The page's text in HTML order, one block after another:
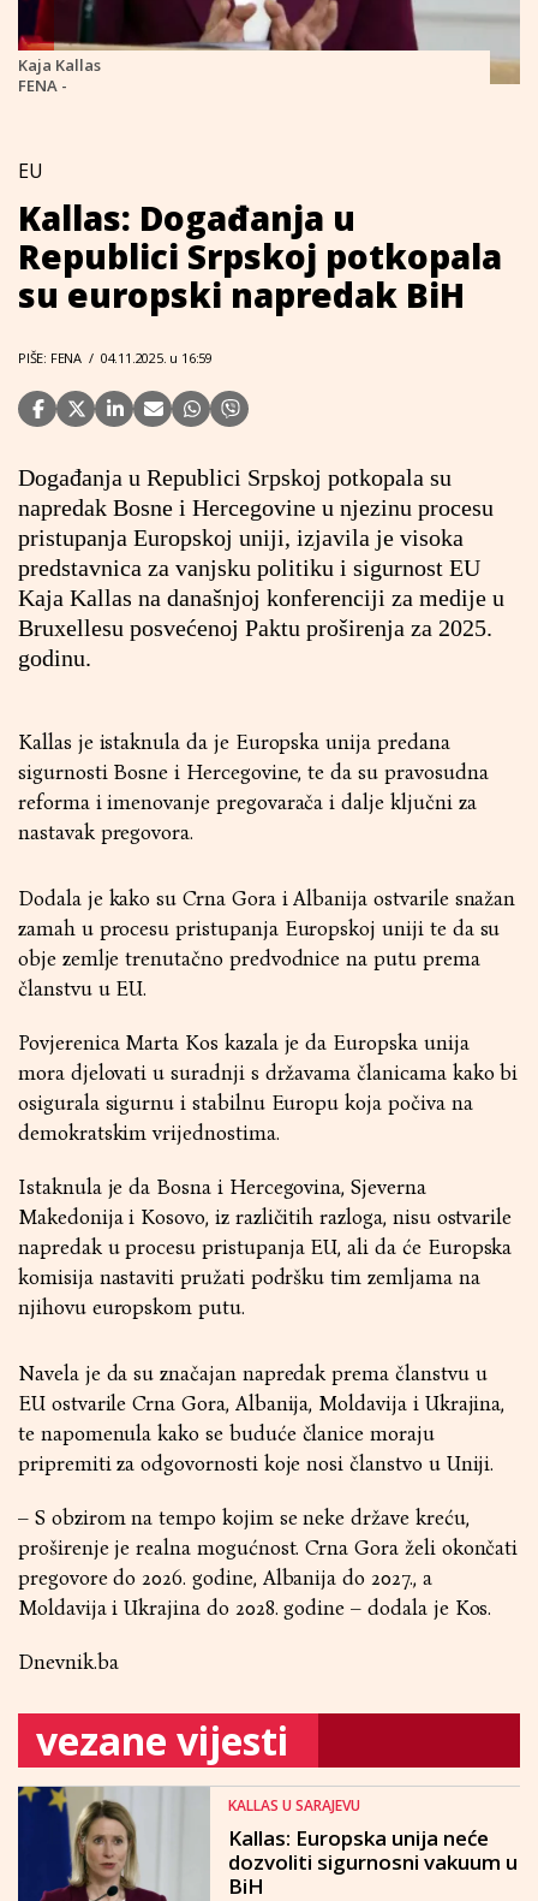
Kaja Kallas
FENA -
EU
Kallas: Događanja u
Republici Srpskoj potkopala
su europski napredak BiH
PIŠE: FENA / 04.11.2025. u 16:59
Događanja u Republici Srpskoj potkopala su
napredak Bosne i Hercegovine u njezinu procesu
pristupanja Europskoj uniji, izjavila je visoka
predstavnica za vanjsku politiku i sigurnost EU
Kaja Kallas na današnjoj konferenciji za medije u
Bruxellesu posvećenoj Paktu proširenja za 2025.
godinu.
Kallas je istaknula da je Europska unija predana
sigurnosti Bosne i Hercegovine, te da su pravosudna
reforma i imenovanje pregovarača i dalje ključni za
nastavak pregovora.
Dodala je kako su Crna Gora i Albanija ostvarile snažan
zamah u procesu pristupanja Europskoj uniji te da su
obje zemlje trenutačno predvodnice na putu prema
članstvu u EU.
Povjerenica Marta Kos kazala je da Europska unija
mora djelovati u suradnji s državama članicama kako bi
osigurala sigurnu i stabilnu Europu koja počiva na
demokratskim vrijednostima.
Istaknula je da Bosna i Hercegovina, Sjeverna
Makedonija i Kosovo, iz različitih razloga, nisu ostvarile
napredak u procesu pristupanja EU, ali da će Europska
komisija nastaviti pružati podršku tim zemljama na
njihovu europskom putu.
Navela je da su značajan napredak prema članstvu u
EU ostvarile Crna Gora, Albanija, Moldavija i Ukrajina,
te napomenula kako se buduće članice moraju
pripremiti za odgovornosti koje nosi članstvo u Uniji.
– S obzirom na tempo kojim se neke države kreću,
proširenje je realna mogućnost. Crna Gora želi okončati
pregovore do 2026. godine, Albanija do 2027., a
Moldavija i Ukrajina do 2028. godine – dodala je Kos.
Dnevnik.ba
vezane vijesti
KALLAS U SARAJEVU
Kallas: Europska unija neće
dozvoliti sigurnosni vakuum u
BiH